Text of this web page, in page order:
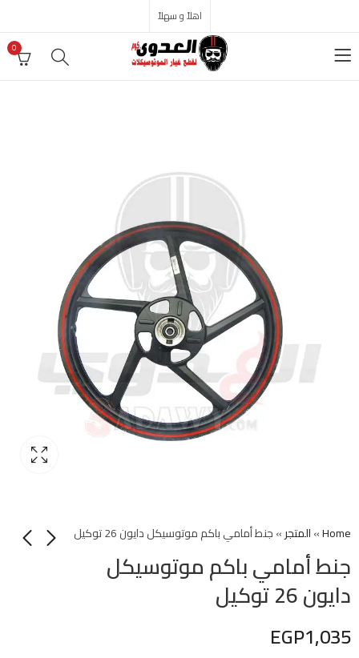
اهلاً و سهلاً
0
Home
»المتجر»جنط أمامي باكم موتوسيكل دايون 26 توكيل
جنط أمامي باكم موتوسيكل
دايون 26 توكيل
EGP1,035